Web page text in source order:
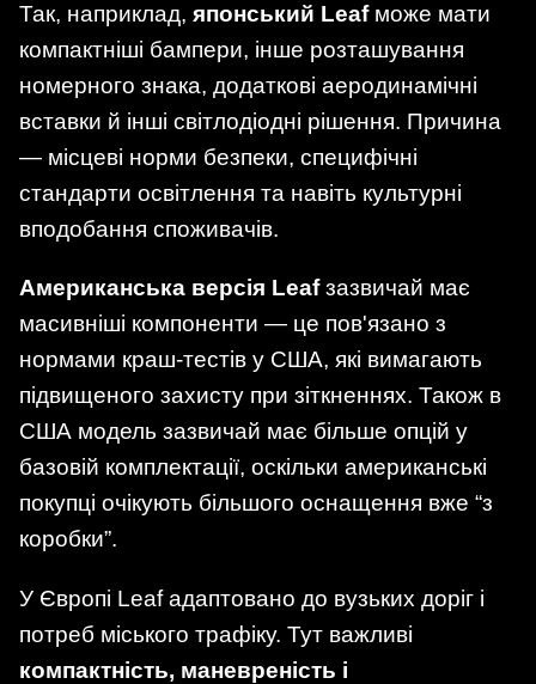
Так, наприклад, японський Leafможе мати
компактніші бампери, інше розташування
номерного знака, додаткові аеродинамічні
вставки й інші світлодіодні рішення. Причина
— місцеві норми безпеки, специфічні
стандарти освітлення та навіть культурні
вподобання споживачів.
Американська версія Leafзазвичай має
масивніші компоненти — це пов'язано з
нормами краш-тестів у США, які вимагають
підвищеного захисту при зіткненнях. Також в
США модель зазвичай має більше опцій у
базовій комплектації, оскільки американські
покупці очікують більшого оснащення вже “з
коробки”.
У Європі Leaf адаптовано до вузьких доріг і
потреб міського трафіку. Тут важливі
компактність, маневреність і